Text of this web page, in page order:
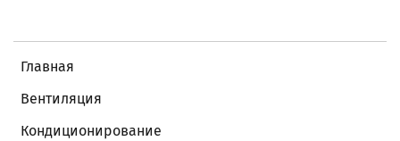
Главная
Вентиляция
Кондиционирование